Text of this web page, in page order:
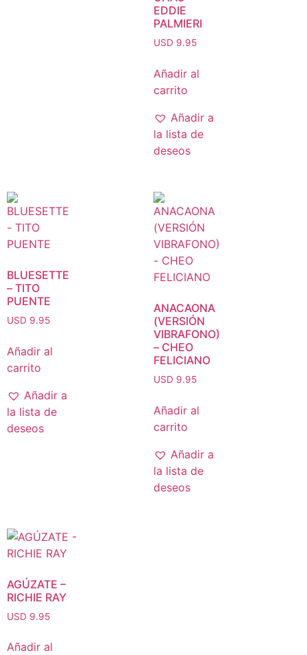
EDDIE
PALMIERI
USD 9.95
Añadir al
carrito
Añadir a
la lista de
deseos
BLUESETTE
– TITO
PUENTE
USD 9.95
Añadir al
carrito
Añadir a
la lista de
deseos
ANACAONA
(VERSIÓN
VIBRAFONO)
– CHEO
FELICIANO
USD 9.95
Añadir al
carrito
Añadir a
la lista de
deseos
AGÚZATE –
RICHIE RAY
USD 9.95
Añadir al